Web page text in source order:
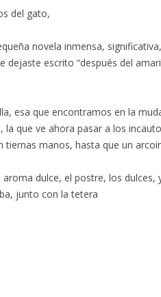
del gato,
novela inmensa,
dejaste escrito “después del
esa que encontramos en la
que ve ahora pasar a los
manos, hasta que un
dulce, el postre, los dulces,
junto con la tetera